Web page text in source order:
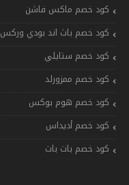
كود خصم ماكس فاشن
كود خصم باث اند بودي وركس
كود خصم ستايلي
كود خصم ممزورلد
كود خصم هوم بوكس
كود خصم أديداس
كود خصم بات بات